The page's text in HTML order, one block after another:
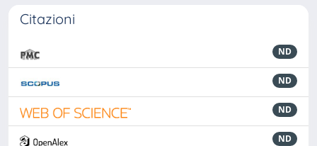
Citazioni
ND
ND
ND
ND